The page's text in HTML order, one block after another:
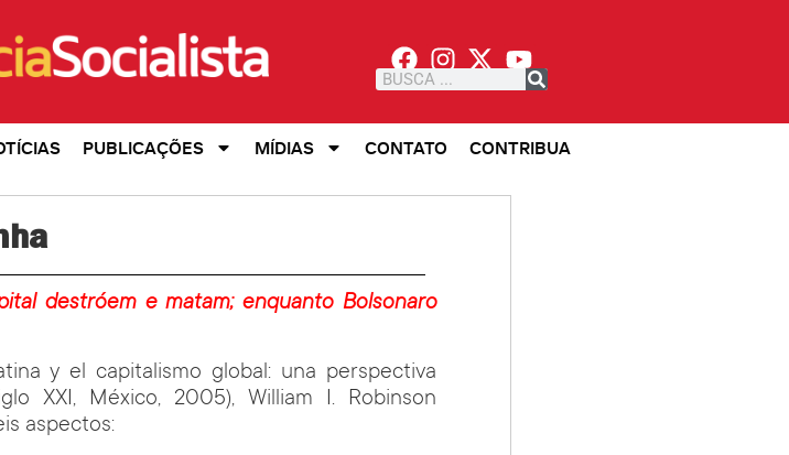
PUBLICAÇÕES MÍDIAS CONTATO CONTRIBUA
destróem e matam; enquanto Bolsonaro
y el capitalismo global: una perspectiva
XXI, México, 2005), William I. Robinson
aspectos: